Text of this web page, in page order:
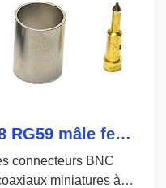
Connecteur BNC RG58 RG59 mâle femelle 50ohm 75ohms
connecteurs BNC
miniatures à